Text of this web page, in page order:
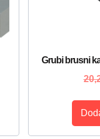
Grubi brusni